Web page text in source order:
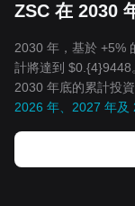
ZSC 在 2030
2030 年，基於 +5%
計將達到
2030 年底的累計投
2026 年、2027 年及